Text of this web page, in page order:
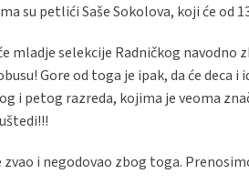
su petlići Saše Sokolova, koji će od
mladje selekcije Radničkog navodno
Gore od toga je ipak, da će deca
i petog razreda, kojima je veoma
i negodovao zbog toga.